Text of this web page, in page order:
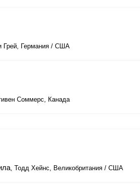
Грей, Германия / США
Соммерс, Канада
, Тодд Хейнс, Великобритания / США